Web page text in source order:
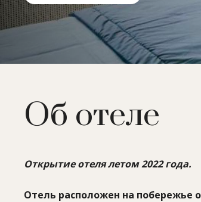
Об отеле
Открытие отеля летом 2022 года.
Отель расположен на побережье